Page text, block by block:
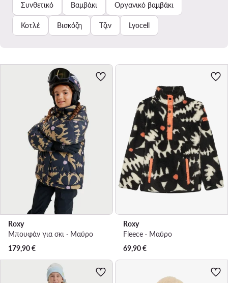
Συνθετικό Βαμβάκι Οργανικό βαμβάκι
Κοτλέ Βισκόζη Τζιν Lyocell
Roxy
Μπουφάν για σκι · Μαύρο
179,90€
Roxy
Fleece · Μαύρο
69,90€